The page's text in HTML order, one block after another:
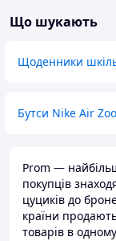
Що шукають
Щоденники
Бутси Nike Air
Prom —
покупців
цуциків до
країни
товарів в